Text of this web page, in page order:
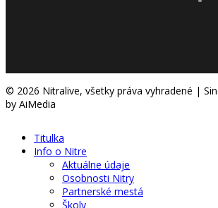
© 2026 Nitralive, všetky práva vyhradené |
by AiMedia
Titulka
Info o Nitre
Aktuálne údaje
Osobnosti Nitry
Partnerské mestá
Školy